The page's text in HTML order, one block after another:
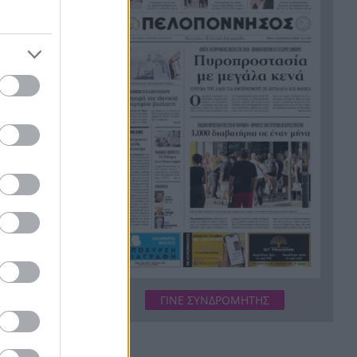
πολύ
της
στην
ωθούσε
στην
της
στον υπόγειο χώρο
15:07 Πάτρα: Στα 41 του έφυγε από
τη ζωή ο Μάριος Ζωγράφος –
Πατέρας δύο παιδιών
15:05 Κόπηκε στα δύο η Γραμμή 1:
Οι σταθμοί που έκλεισαν μετά
την πτώση κλαδιών
Δυτική Αττική: Στη Λούμπα το
βάρος της μάχης – Συνεχείς
ρίψεις σε τέσσερις ζώνες
14:53 Αχαΐα: Αντιπλημμυρικά έργα
1,9 εκατ. ευρώ σε επτά
φωτιέςΓΙΝΕ ΣΥΝΔΡΟΜΗΤΗΣ